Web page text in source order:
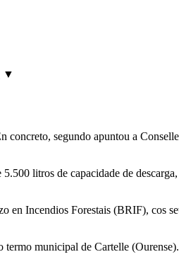
▼
segundo apuntou a
litros de capacidade de
en Incendios Forestais (BRIF), cos
municipal de Cartelle